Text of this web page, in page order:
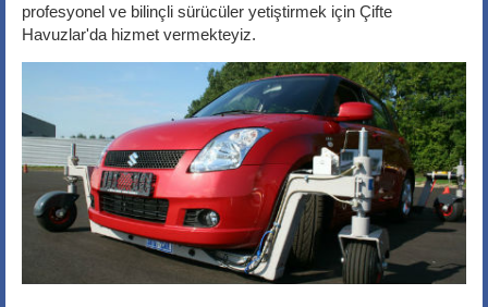
profesyonel ve bilinçli sürücüler yetiştirmek için Çifte
Havuzlar'da hizmet vermekteyiz.